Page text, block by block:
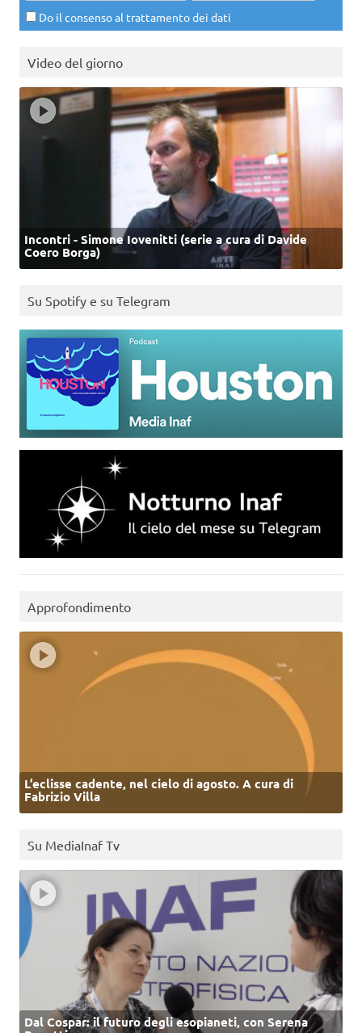
Do il consenso al trattamento dei dati
Video del giorno
Incontri - Simone Iovenitti (serie a cura di Davide
Coero Borga)
Su Spotify e su Telegram
Approfondimento
L’eclisse cadente, nel cielo di agosto. A cura di
Fabrizio Villa
Su MediaInaf Tv
Dal Cospar: il futuro degli esopianeti, con Serena